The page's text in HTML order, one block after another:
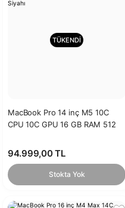
TÜKENDİ
MacBook Pro 14 inç M5 10C
CPU 10C GPU 16 GB RAM 512
94.999,00 TL
Stokta Yok